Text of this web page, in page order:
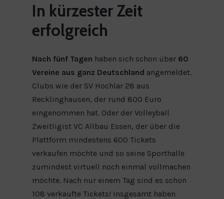
In kürzester Zeit
erfolgreich
Nach fünf Tagen haben sich schon über 60
Vereine aus ganz Deutschland angemeldet.
Clubs wie der SV Hochlar 28 aus
Recklinghausen, der rund 800 Euro
eingenommen hat. Oder der Volleyball
Zweitligist VC Allbau Essen, der über die
Plattform mindestens 600 Tickets
verkaufen möchte und so seine Sporthalle
zumindest virtuell noch einmal vollmachen
möchte. Nach nur einem Tag sind es schon
108 verkaufte Tickets! Insgesamt haben